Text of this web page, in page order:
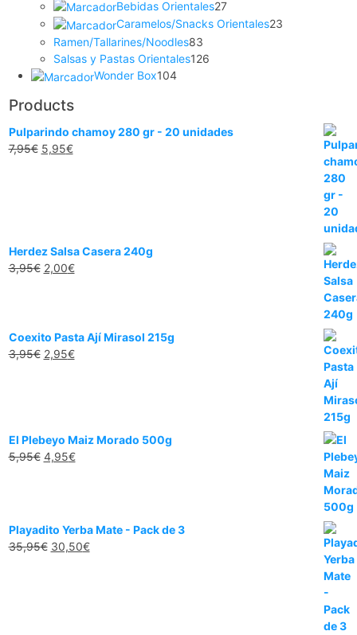
productos
Bebidas Orientales2727
productos
Caramelos/Snacks Orientales2323
Ramen/Tallarines/Noodles8383
productos
Salsas y Pastas Orientales126126
Wonder Box104104
Products
Pulparindo chamoy 280 gr - 20 unidades
7,95€ El
5,95€El
Herdez Salsa Casera 240g
3,95€ El
3,95€.
2,00€El
2,00€.
Coexito Pasta Ají Mirasol 215g
3,95€ El
2,95€El
El Plebeyo Maiz Morado 500g
5,95€ El
5,95€.
4,95€El
4,95€.
Playadito Yerba Mate - Pack de 3
35,95€ El
30,50€El